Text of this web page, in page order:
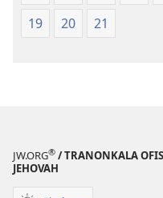
19
20 21
JW.ORG® / TRANONKALA
JEHOVAH